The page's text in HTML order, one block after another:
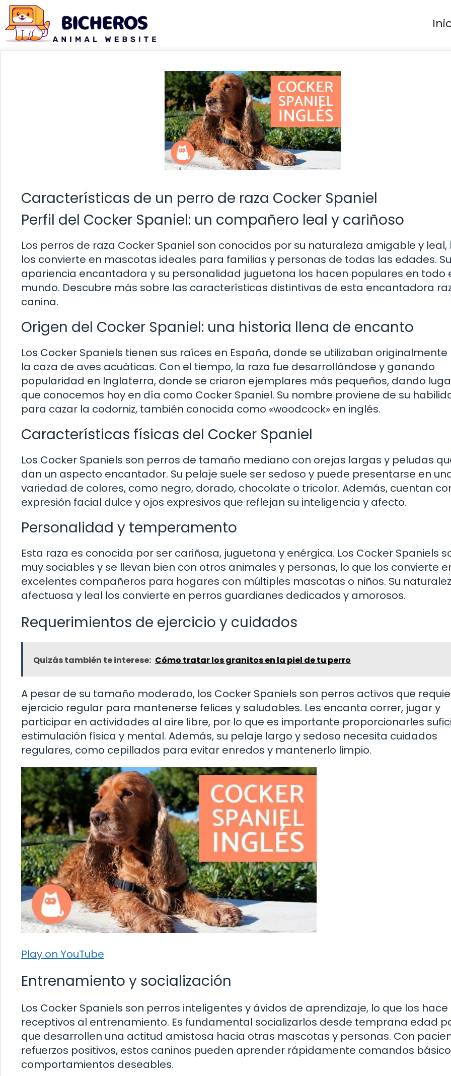
Saltar
contenido
Características de un perro de raza Cocker Spaniel
Perfil del Cocker Spaniel: un compañero leal y cariñoso
Los perros de raza Cocker Spaniel son conocidos por su naturaleza amigable y leal,
los convierte en mascotas ideales para familias y personas de todas las edades. Su
apariencia encantadora y su personalidad juguetona los hacen populares en todo
mundo. Descubre más sobre las características distintivas de esta encantadora
canina.
Origen del Cocker Spaniel: una historia llena de encanto
Los Cocker Spaniels tienen sus raíces en España, donde se utilizaban
la caza de aves acuáticas. Con el tiempo, la raza fue desarrollándose y ganando
popularidad en Inglaterra, donde se criaron ejemplares más pequeños, dando
que conocemos hoy en día como Cocker Spaniel. Su nombre proviene de su
para cazar la codorniz, también conocida como «woodcock» en inglés.
Características físicas del Cocker Spaniel
Los Cocker Spaniels son perros de tamaño mediano con orejas largas y peludas
dan un aspecto encantador. Su pelaje suele ser sedoso y puede presentarse en
variedad de colores, como negro, dorado, chocolate o tricolor. Además, cuentan
expresión facial dulce y ojos expresivos que reflejan su inteligencia y afecto.
Personalidad y temperamento
Esta raza es conocida por ser cariñosa, juguetona y enérgica. Los Cocker Spaniels
muy sociables y se llevan bien con otros animales y personas, lo que los convierte
excelentes compañeros para hogares con múltiples mascotas o niños. Su
afectuosa y leal los convierte en perros guardianes dedicados y amorosos.
Requerimientos de ejercicio y cuidados
Quizás también te interese: Cómo tratar los granitos en la piel de tu perro
A pesar de su tamaño moderado, los Cocker Spaniels son perros activos que
ejercicio regular para mantenerse felices y saludables. Les encanta correr, jugar y
participar en actividades al aire libre, por lo que es importante proporcionarles
estimulación física y mental. Además, su pelaje largo y sedoso necesita cuidados
regulares, como cepillados para evitar enredos y mantenerlo limpio.
Play on YouTube
Entrenamiento y socialización
Los Cocker Spaniels son perros inteligentes y ávidos de aprendizaje, lo que los hace
receptivos al entrenamiento. Es fundamental socializarlos desde temprana edad
que desarrollen una actitud amistosa hacia otras mascotas y personas. Con
refuerzos positivos, estos caninos pueden aprender rápidamente comandos
comportamientos deseables.